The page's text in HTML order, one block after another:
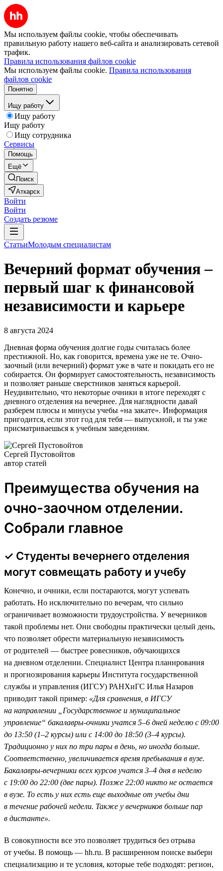
Мы используем файлы cookie, чтобы обеспечивать
правильную работу нашего веб-сайта и анализировать сетевой
трафик.
Правила использования файлов cookie
Мы используем файлы cookie. Правила использования
файлов cookie
Понятно
Ищу работу
Ищу работу
Ищу работу
Ищу сотрудника
Сервисы
Помощь
Ещё
Поиск
Аткарск
Войти
Войти
Создать резюме
СтатьиМолодым специалистам
Вечерний формат обучения –
первый шаг к финансовой
независимости и карьере
8 августа 2024
Дневная форма обучения долгие годы считалась более
престижной. Но, как говорится, времена уже не те. Очно-
заочный (или вечерний) формат уже в чате и покидать его не
собирается. Он формирует самостоятельность, независимость
и позволяет раньше сверстников заняться карьерой.
Неудивительно, что некоторые очники в итоге переходят с
дневного отделения на вечернее. Для наглядности давай
разберем плюсы и минусы учебы «на закате». Информация
пригодится, если этот год для тебя — выпускной, и ты уже
присматриваешься к учебным заведениям.
Сергей Пустовойтов
автор статей
Преимущества обучения на
очно-заочном отделении.
Собрали главное
✓ Студенты вечернего отделения
могут совмещать работу и учебу
Конечно, и очники, если постараются, могут успевать
работать. Но исключительно по вечерам, что сильно
ограничивает возможности трудоустройства. У вечерников
такой проблемы нет. Они свободны практически целый день,
что позволяет обрести материальную независимость
от родителей — быстрее ровесников, обучающихся
на дневном отделении. Специалист Центра планирования
и прогнозирования карьеры Института государственной
службы и управления (ИГСУ) РАНХиГС Илья Назаров
приводит такой пример: «Для сравнения, в ИГСУ
на направлении „Государственное и муниципальное
управление“ бакалавры-очники учатся 5–6 дней неделю с 09:00
до 13:50 (1–2 курсы) или с 14:00 до 18:50 (3–4 курсы).
Традиционно у них по три пары в день, но иногда больше.
Соответственно, увеличивается время пребывания в вузе.
Бакалавры-вечерники всех курсов учатся 3–4 дня в неделю
с 19:00 до 22:00 (две пары). Позже 22:00 никто не остается
в вузе. То есть у них есть еще выходные от учебы дни
в течение рабочей недели. Также у вечерников больше пар
в дистанте».
В совокупности все это позволяет трудиться без отрыва
от учебы. В помощь — hh.ru. В расширенном поиске выбери
специализацию и те условия, которые тебе подходят: регион,